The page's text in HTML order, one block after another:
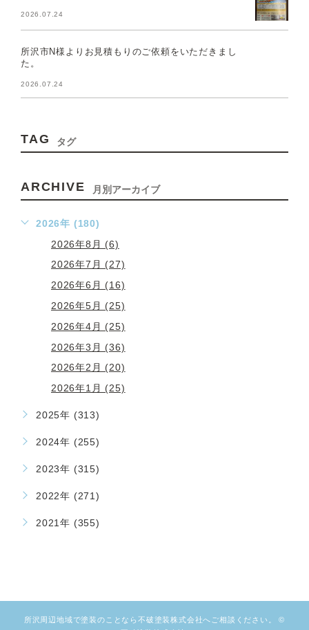
2026.07.24
所沢市N様よりお見積もりのご依頼をいただきまし
た。
2026.07.24
TAG タグ
ARCHIVE 月別アーカイブ
2026年 (180)
2026年8月 (6)
2026年7月 (27)
2026年6月 (16)
2026年5月 (25)
2026年4月 (25)
2026年3月 (36)
2026年2月 (20)
2026年1月 (25)
2025年 (313)
2024年 (255)
2023年 (315)
2022年 (271)
2021年 (355)
所沢周辺地域で塗装のことなら不破塗装株式会社へご相談ください。 ©